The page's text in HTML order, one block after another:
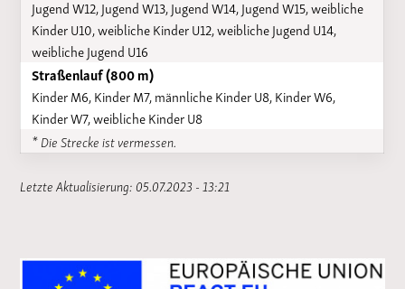
Jugend W12, Jugend W13, Jugend W14, Jugend W15, weibliche
Kinder U10, weibliche Kinder U12, weibliche Jugend U14,
weibliche Jugend U16
Straßenlauf (800 m)
Kinder M6, Kinder M7, männliche Kinder U8, Kinder W6,
Kinder W7, weibliche Kinder U8
* Die Strecke ist vermessen.
Letzte Aktualisierung: 05.07.2023 - 13:21